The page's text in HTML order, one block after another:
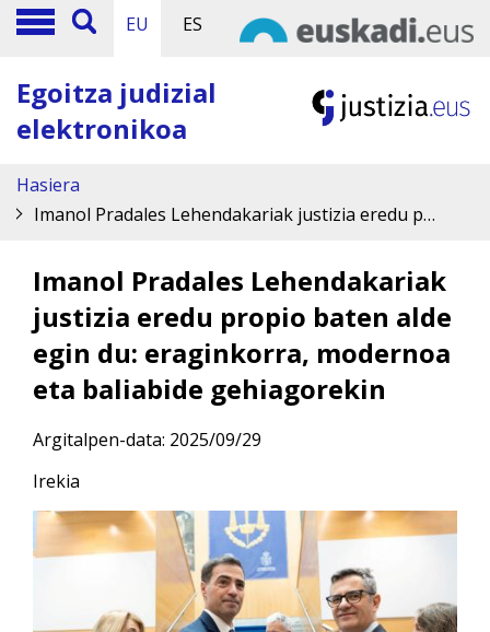
EU ES
Egoitza judizial
elektronikoa
Hasiera
Imanol Pradales Lehendakariak justizia eredu propio baten alde egin du: eraginkorra, modernoa eta baliabide gehiagorekin
Imanol Pradales Lehendakariak
justizia eredu propio baten alde
egin du: eraginkorra, modernoa
eta baliabide gehiagorekin
Argitalpen-data: 2025/09/29
Irekia